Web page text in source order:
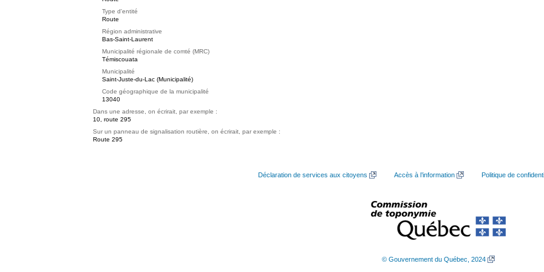
Type d'entité
Route
Région administrative
Bas-Saint-Laurent
Municipalité régionale de comté (MRC)
Témiscouata
Municipalité
Saint-Juste-du-Lac (Municipalité)
Code géographique de la municipalité
13040
Dans une adresse, on écrirait, par exemple :
10, route 295
Sur un panneau de signalisation routière, on écrirait, par exemple :
Route 295
Déclaration de services aux citoyens Accès à l’information Politique de
© Gouvernement du Québec, 2024